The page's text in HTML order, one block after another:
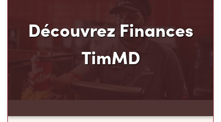
Découvrez Finances
TimMD